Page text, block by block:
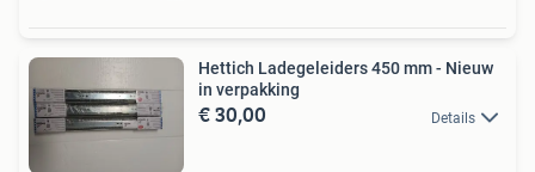
Hettich Ladegeleiders 450 mm - Nieuw
in verpakking
€ 30,00 Details